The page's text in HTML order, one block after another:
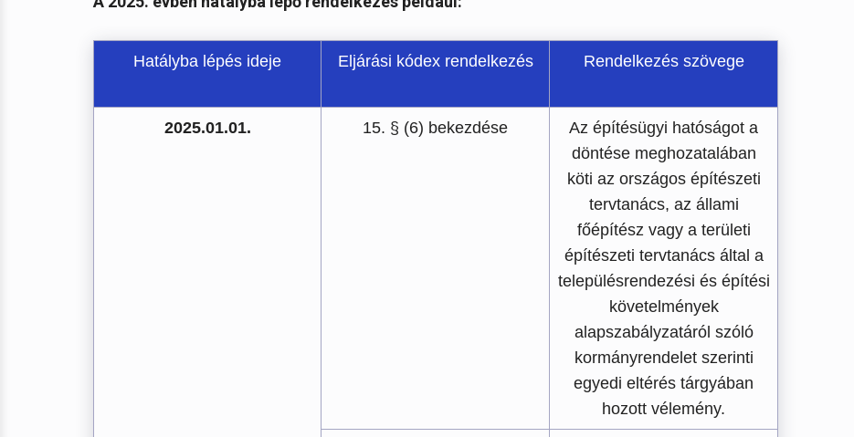
Hatályba lépés ideje Eljárási kódex rendelkezés Rendelkezés szövege
2025.01.01. 15. § (6) bekezdése
Az építésügyi hatóságot a
döntése meghozatalában
köti az országos építészeti
tervtanács, az állami
főépítész vagy a területi
építészeti tervtanács által a
településrendezési és építési
követelmények
alapszabályzatáról szóló
kormányrendelet szerinti
egyedi eltérés tárgyában
hozott vélemény.